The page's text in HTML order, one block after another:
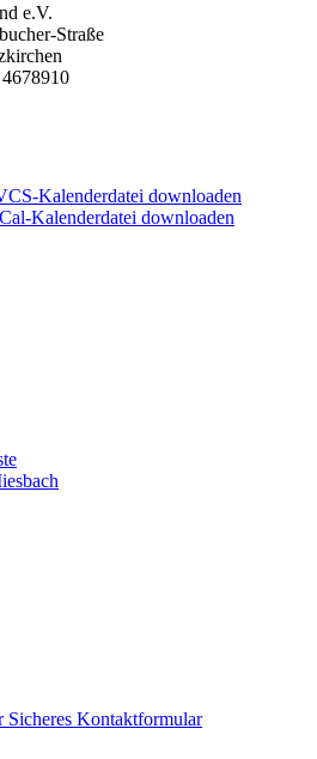
e.V.
Straße
Kalenderdatei downloaden
Kalenderdatei downloaden
Sicheres Kontaktformular